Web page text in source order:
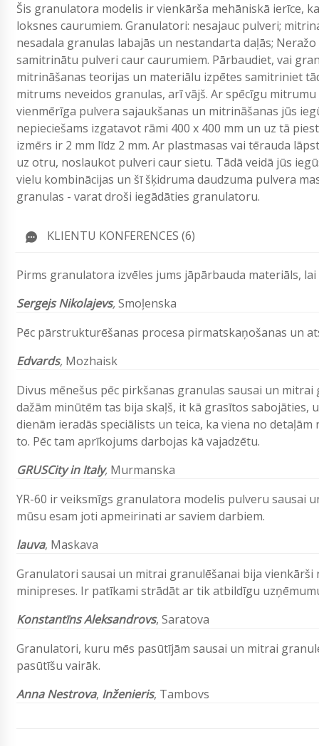
Šis granulatora modelis ir vienkārša mehāniskā ierīce,
loksnes caurumiem. Granulatori: nesajauc pulveri;
nesadala granulas labajās un nestandarta daļās;
samitrinātu pulveri caur caurumiem. Pārbaudiet, vai
mitrināšanas teorijas un materiālu izpētes samitriniet
mitrums neveidos granulas, arī vājš. Ar spēcīgu
vienmērīga pulvera sajaukšanas un mitrināšanas jūs
nepieciešams izgatavot rāmi 400 x 400 mm un uz tā
izmērs ir 2 mm līdz 2 mm. Ar plastmasas vai tērauda
uz otru, noslaukot pulveri caur sietu. Tādā veidā jūs
vielu kombinācijas un šī šķidruma daudzuma pulvera
granulas - varat droši iegādāties granulatoru.
KLIENTU KONFERENCES (6)
Pirms granulatora izvēles jums jāpārbauda materiāls,
Sergejs Nikolajevs,Smoļenska
Pēc pārstrukturēšanas procesa pirmatskaņošanas un
Edvards, Mozhaisk
Divus mēnešus pēc pirkšanas granulas sausai un
dažām minūtēm tas bija skaļš, it kā grasītos sabojāties,
dienām ieradās speciālists un teica, ka viena no
to. Pēc tam aprīkojums darbojas kā vajadzētu.
GRUSCity in Italy, Murmanska
YR-60 ir veiksmīgs granulatora modelis pulveru sausai
mūsu esam joti apmeirinati ar saviem darbiem.
lauva, Maskava
Granulatori sausai un mitrai granulēšanai bija
minipreses. Ir patīkami strādāt ar tik atbildīgu
Konstantīns Aleksandrovs, Saratova
Granulatori, kuru mēs pasūtījām sausai un mitrai
pasūtīšu vairāk.
Anna Nestrova, Inženieris, Tambovs